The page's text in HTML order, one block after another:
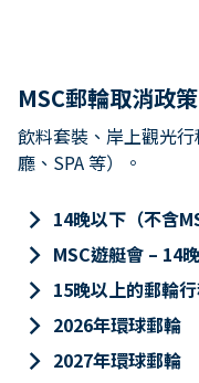
MSC郵輪取消政策
飲料套裝、岸上觀光
廳、SPA 等）。
keyboard_arrow_right 14晚以下（不含
keyboard_arrow_right MSC遊艇會 – 14
keyboard_arrow_right 15晚以上的郵輪
keyboard_arrow_right 2026年環球郵輪
keyboard_arrow_right 2027年環球郵輪